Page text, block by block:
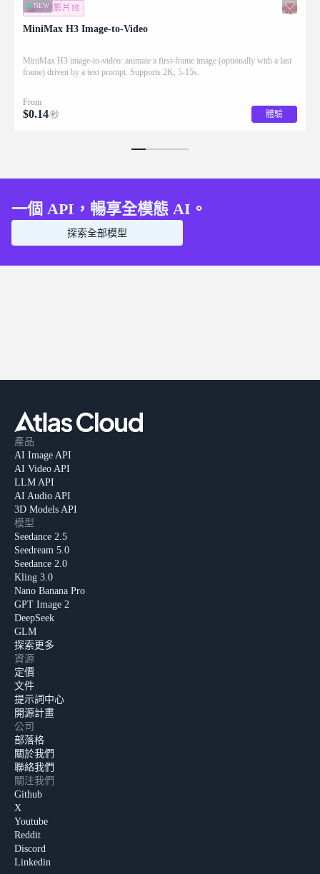
NEW
圖生影片
MiniMax H3 Image-to-Video
MiniMax H3 image-to-video: animate a first-frame image (optionally with a last
frame) driven by a text prompt. Supports 2K, 5-15s.
From
$0.14/秒 體驗
一個 API，暢享全模態 AI。
探索全部模型
產品
AI Image API
AI Video API
LLM API
AI Audio API
3D Models API
模型
Seedance 2.5
Seedream 5.0
Seedance 2.0
Kling 3.0
Nano Banana Pro
GPT Image 2
DeepSeek
GLM
探索更多
資源
定價
文件
提示詞中心
開源計畫
公司
部落格
關於我們
聯絡我們
關注我們
Github
X
Youtube
Reddit
Discord
Linkedin